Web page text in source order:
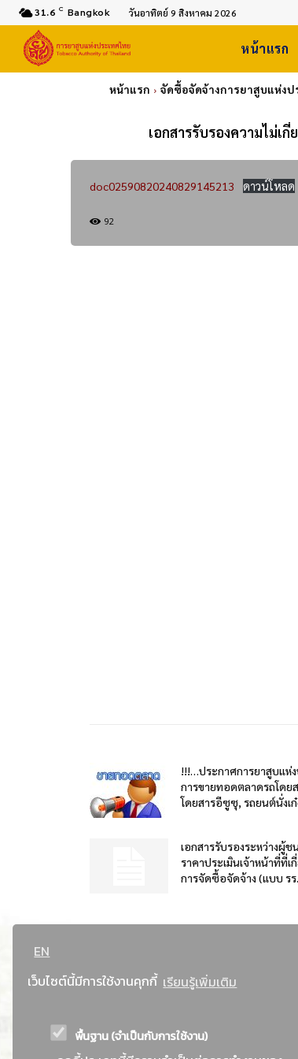
EN
เว็บไซต์นี้มีการใช้งานคุกกี้ เรียนรู้เพิ่มเติม
พื้นฐาน (จำเป็นกับการใช้งาน)
31.6 C Bangkok วันอาทิตย์ 9 สิงหาคม 2026
หน้าแรก
หน้าแรก จัดซื้อจัดจ้างการยาสูบแห่งป
เอกสารรับรองความไม่เ
doc02590820240829145213 ดาวน์โหลด
92
!!!…ประกาศการยาสูบแห่
การขายทอดตลาดรถโดย
โดยสารอีซูซุ, รถยนต์นั่งเก๋
เอกสารรับรองระหว่างผู้ช
ราคาประเมินเจ้าหน้าที่ที่เ
การจัดซื้อจัดจ้าง (แบบ รร
ที่อยู่ : 184 ถนนพระรามที่ 4 แขวงคลองเตย
กรุงเทพมหานคร 10110 ติดต่อประชาสัมพัน